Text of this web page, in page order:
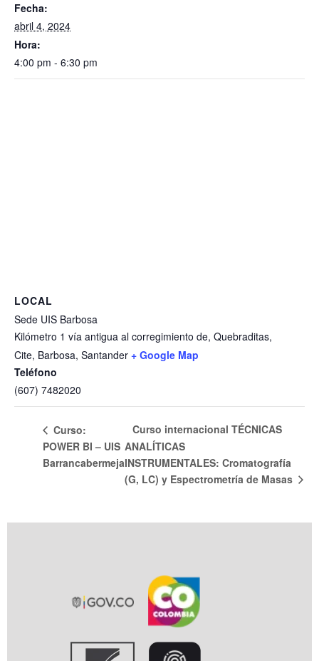
Fecha:
abril 4, 2024
Hora:
4:00 pm - 6:30 pm
LOCAL
Sede UIS Barbosa
Kilómetro 1 vía antigua al corregimiento de, Quebraditas,
Cite, Barbosa, Santander + Google Map
Teléfono
(607) 7482020
Curso:
POWER BI – UIS
Barrancabermeja
Curso internacional TÉCNICAS
ANALÍTICAS
INSTRUMENTALES: Cromatografía
(G, LC) y Espectrometría de Masas